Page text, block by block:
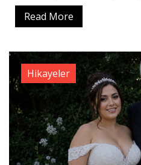
Read More
Hikayeler